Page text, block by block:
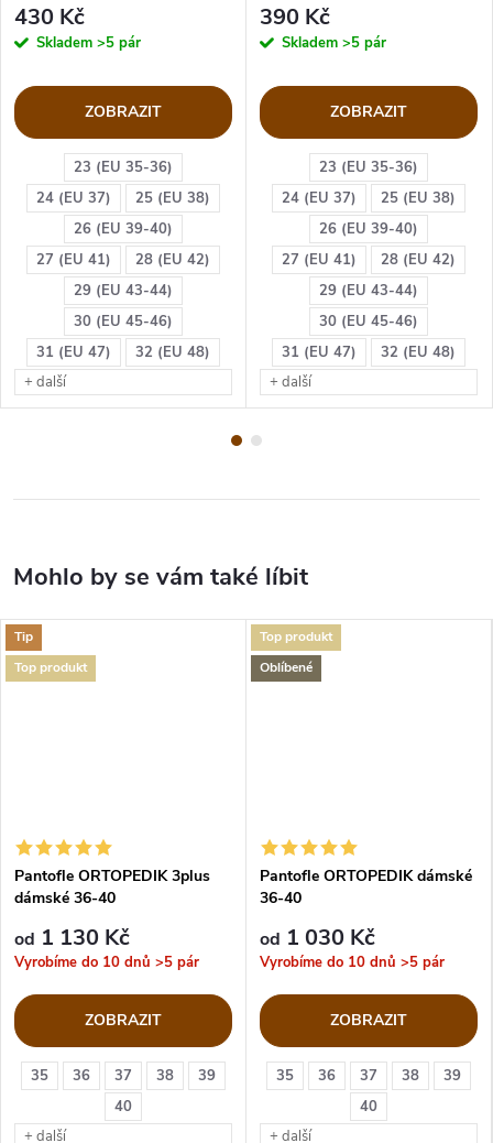
23 (EU 35-36)
24 (EU 37)
25 (EU 38)
26 (EU 39-40)
27 (EU 41)
28 (EU 42)
29 (EU 43-44)
30 (EU 45-46)
31 (EU 47)
32 (EU 48)
+ další
430 Kč
Skladem >5 pár
ZOBRAZIT
23 (EU 35-36)
24 (EU 37)
25 (EU 38)
26 (EU 39-40)
27 (EU 41)
28 (EU 42)
29 (EU 43-44)
30 (EU 45-46)
31 (EU 47)
32 (EU 48)
+ další
390 Kč
Skladem >5 pár
ZOBRAZIT
Tip
Top produkt
35 36 37 38
39
40
+ další
Pantofle ORTOPEDIK 3plus
dámské 36-40
od 1 130 Kč
Vyrobíme do 10 dnů >5 pár
ZOBRAZIT
Top produkt
Oblíbené
35 36 37 38
39
40
+ další
Pantofle ORTOPEDIK dámské
36-40
od 1 030 Kč
Vyrobíme do 10 dnů >5 pár
ZOBRAZIT